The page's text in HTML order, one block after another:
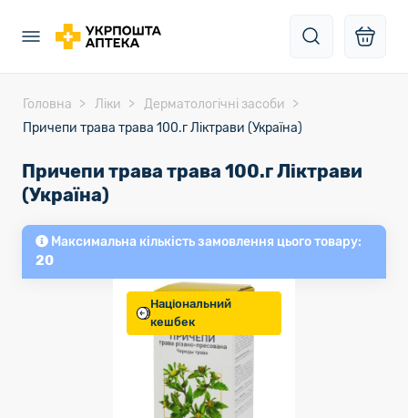
Головна Ліки
Дерматологічні засоби
Причепи трава трава 100.г Ліктрави (Україна)
Причепи трава трава 100.г Ліктрави
(Україна)
Максимальна кількість замовлення цього товару:
20
Національний
кешбек